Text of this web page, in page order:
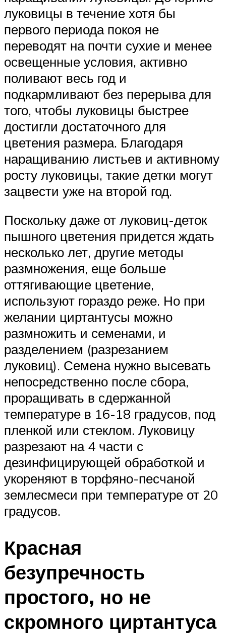
луковицы в течение хотя бы
первого периода покоя не
переводят на почти сухие и менее
освещенные условия, активно
поливают весь год и
подкармливают без перерыва для
того, чтобы луковицы быстрее
достигли достаточного для
цветения размера. Благодаря
наращиванию листьев и активному
росту луковицы, такие детки могут
зацвести уже на второй год.
Поскольку даже от луковиц-деток
пышного цветения придется ждать
несколько лет, другие методы
размножения, еще больше
оттягивающие цветение,
используют гораздо реже. Но при
желании циртантусы можно
размножить и семенами, и
разделением (разрезанием
луковиц). Семена нужно высевать
непосредственно после сбора,
проращивать в сдержанной
температуре в 16-18 градусов, под
пленкой или стеклом. Луковицу
разрезают на 4 части с
дезинфицирующей обработкой и
укореняют в торфяно-песчаной
землесмеси при температуре от 20
градусов.
Красная
безупречность
простого, но не
скромного циртантуса